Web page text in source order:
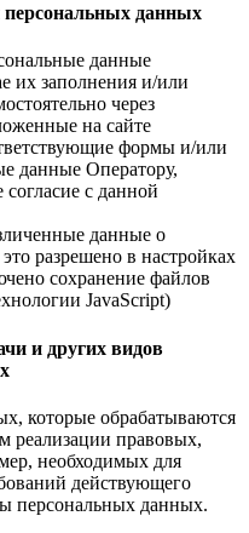
данных
данные
их заполнения и/или
через
на сайте
формы и/или
данные Оператору,
с данной
данные о
разрешено в настройках
сохранение файлов
JavaScript)
и других видов
которые обрабатываются
реализации правовых,
необходимых для
действующего
персональных данных.